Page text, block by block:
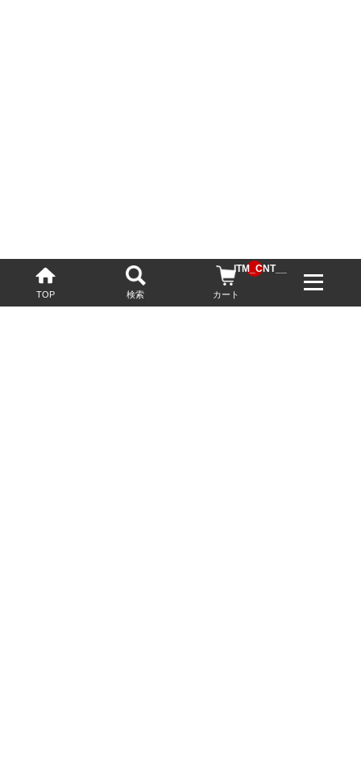
TOP 検索 カート
__ITM_CNT__